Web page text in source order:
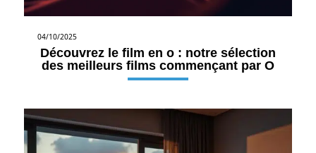
04/10/2025
Découvrez le film en o : notre sélection
des meilleurs films commençant par O